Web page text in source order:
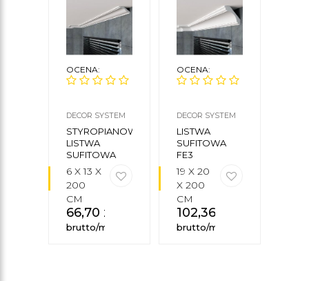
OCENA:
DECOR SYSTEM
STYROPIANOWA
LISTWA
SUFITOWA
LP5
6 X 13 X
200
CM
66,70 zł
brutto/mb
OCENA:
DECOR SYSTEM
LISTWA
SUFITOWA
FE3
19 X 20
X 200
CM
102,36
brutto/mb